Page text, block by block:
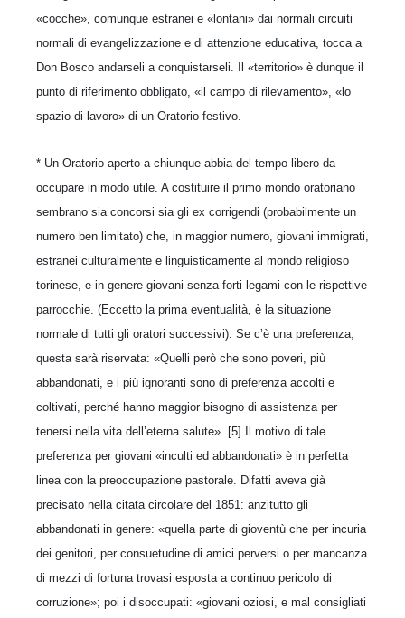
«cocche», comunque estranei e «lontani» dai normali circuiti
normali di evangelizzazione e di attenzione educativa, tocca a
Don Bosco andarseli a conquistarseli. Il «territorio» è dunque il
punto di riferimento obbligato, «il campo di rilevamento», «lo
spazio di lavoro» di un Oratorio festivo.
* Un Oratorio aperto a chiunque abbia del tempo libero da
occupare in modo utile. A costituire il primo mondo oratoriano
sembrano sia concorsi sia gli ex corrigendi (probabilmente un
numero ben limitato) che, in maggior numero, giovani immigrati,
estranei culturalmente e linguisticamente al mondo religioso
torinese, e in genere giovani senza forti legami con le rispettive
parrocchie. (Eccetto la prima eventualità, è la situazione
normale di tutti gli oratori successivi). Se c’è una preferenza,
questa sarà riservata: «Quelli però che sono poveri, più
abbandonati, e i più ignoranti sono di preferenza accolti e
coltivati, perché hanno maggior bisogno di assistenza per
tenersi nella vita dell’eterna salute». [5] Il motivo di tale
preferenza per giovani «inculti ed abbandonati» è in perfetta
linea con la preoccupazione pastorale. Difatti aveva già
precisato nella citata circolare del 1851: anzitutto gli
abbandonati in genere: «quella parte di gioventù che per incuria
dei genitori, per consuetudine di amici perversi o per mancanza
di mezzi di fortuna trovasi esposta a continuo pericolo di
corruzione»; poi i disoccupati: «giovani oziosi, e mal consigliati